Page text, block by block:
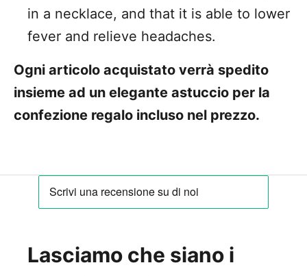
in a necklace, and that it is able to lower
fever and relieve headaches.
Ogni articolo acquistato verrà spedito
insieme ad un elegante astuccio per la
confezione regalo incluso nel prezzo.
Lasciamo che siano i